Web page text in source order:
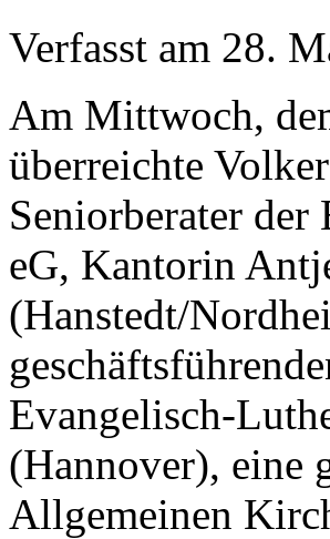
Verfasst am 28.
Am Mittwoch,
überreichte
Seniorberater der
eG, Kantorin
(Hanstedt/
Evangelisch-
(Hannover), eine
Allgemeinen